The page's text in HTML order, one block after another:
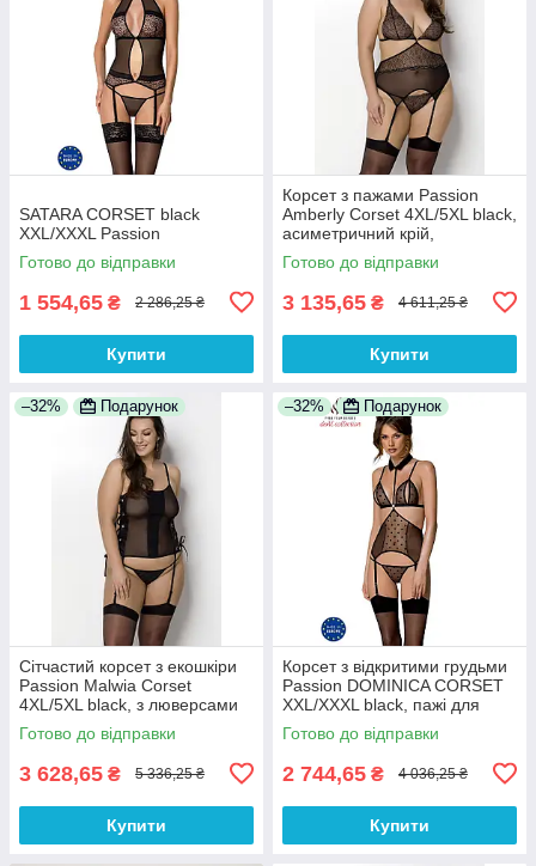
SATARA CORSET black
XXL/XXXL Passion
Готово до відправки
1 554,65 ₴ 2 286,25 ₴
Купити
Корсет з пажами Passion
Amberly Corset 4XL/5XL black,
асиметричний крій,
мережива, стринги
Готово до відправки
3 135,65 ₴ 4 611,25 ₴
Купити
–32% Подарунок
Сітчастий корсет з екошкіри
Passion Malwia Corset
4XL/5XL black, з люверсами
та знімними пажами
Готово до відправки
3 628,65 ₴ 5 336,25 ₴
Купити
–32% Подарунок
Корсет з відкритими грудьми
Passion DOMINICA CORSET
XXL/XXXL black, пажі для
панчіх, стрінги
Готово до відправки
2 744,65 ₴ 4 036,25 ₴
Купити